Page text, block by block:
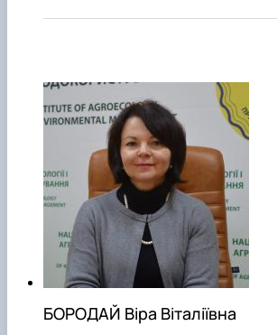
БОРОДАЙ Віра Віталіївна